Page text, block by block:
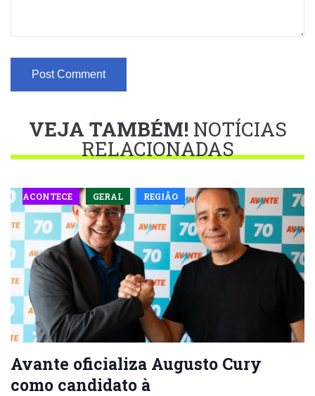
VEJA TAMBÉM! NOTÍCIAS
RELACIONADAS
ACONTECE GERAL REGIÃO
Avante oficializa Augusto Cury
como candidato à